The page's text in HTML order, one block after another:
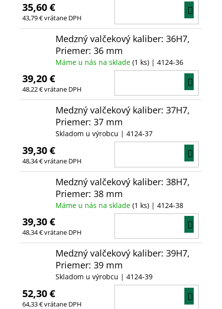
35,60 €
43,79 € vrátane DPH
Medzný valčekový kaliber: 36H7,
Priemer: 36 mm
Máme u nás na sklade (1 ks) | 4124-36
39,20 €
48,22 € vrátane DPH
Medzný valčekový kaliber: 37H7,
Priemer: 37 mm
Skladom u výrobcu | 4124-37
39,30 €
48,34 € vrátane DPH
Medzný valčekový kaliber: 38H7,
Priemer: 38 mm
Máme u nás na sklade (1 ks) | 4124-38
39,30 €
48,34 € vrátane DPH
Medzný valčekový kaliber: 39H7,
Priemer: 39 mm
Skladom u výrobcu | 4124-39
52,30 €
64,33 € vrátane DPH